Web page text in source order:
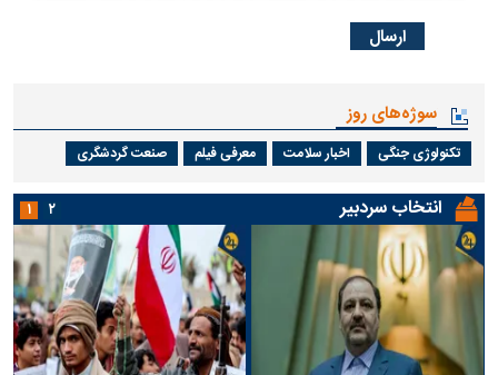
سوژه‌های روز
تکنولوژی جنگی اخبار سلامت معرفی فیلم صنعت گردشگری
انتخاب سردبیر ۱ ۲